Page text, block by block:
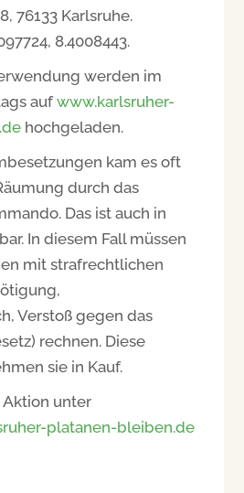
76133 Karlsruhe.
8.4008443.
werden im
aufwww.karlsruher-
hochgeladen.
kam es oft
durch das
Das ist auch in
In diesem Fall müssen
mit strafrechtlichen
Verstoß gegen das
rechnen. Diese
sie in Kauf.
Aktion unter
platanen-bleiben.de